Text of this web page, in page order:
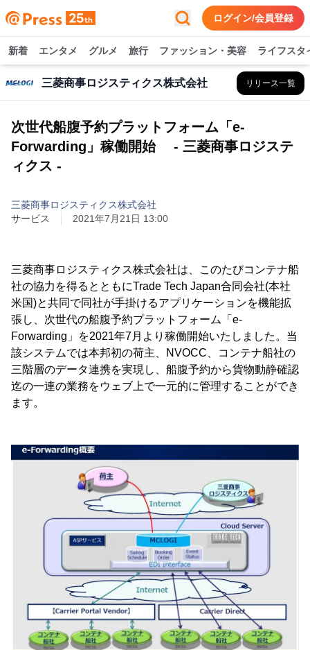
ログイン/会員登録
新着 エンタメ グルメ 旅行 ファッション・美容 ライフスタ
三菱商事ロジスティクス株式会社 リリース一覧
次世代船腹予約プラットフォーム「e-
Forwarding」稼働開始 - 三菱商事ロジステ
ィクス -
三菱商事ロジスティクス株式会社
サービス
2021年7月21日 13:00
三菱商事ロジスティクス株式会社は、このたびコンテナ船
社の協力を得るとともにTrade Tech Japan合同会社(本社
米国)と共同で同社が手掛けるアプリケーションを機能拡
張し、次世代の船腹予約プラットフォーム「e-
Forwarding」を2021年7月より稼働開始いたしました。当
該システムでは本邦初の荷主、NVOCC、コンテナ船社の
三階層のデータ連携を実現し、船腹予約から貨物動静確認
迄の一連の業務をウェブ上で一元的に管理することができ
ます。